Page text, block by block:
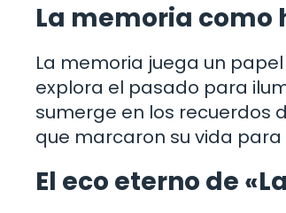
La memoria como
La memoria juega un
explora el pasado para
sumerge en los recuerdos
que marcaron su vida para
El eco eterno de